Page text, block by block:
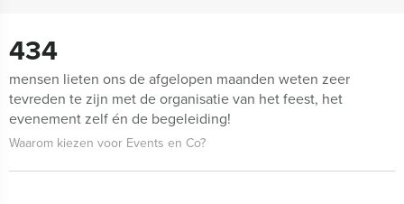
434
mensen lieten ons de afgelopen maanden weten zeer
tevreden te zijn met de organisatie van het feest, het
evenement zelf én de begeleiding!
Waarom kiezen voor Events en Co?